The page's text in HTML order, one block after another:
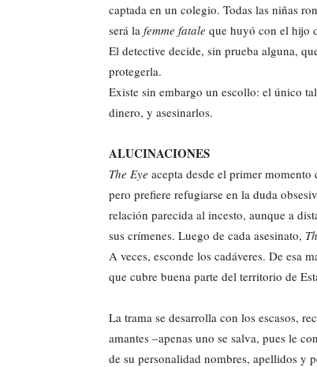
captada en un colegio. Todas las niñas
será la femme fatale que huyó con el hijo
El detective decide, sin prueba alguna,
protegerla.
Existe sin embargo un escollo: el único
dinero, y asesinarlos.
ALUCINACIONES
The Eye acepta desde el primer
pero prefiere refugiarse en la duda
relación parecida al incesto, aunque a
sus crímenes. Luego de cada asesinato,
A veces, esconde los cadáveres. De esa
que cubre buena parte del territorio de
La trama se desarrolla con los escasos,
amantes –apenas uno se salva, pues le
de su personalidad nombres, apellidos y